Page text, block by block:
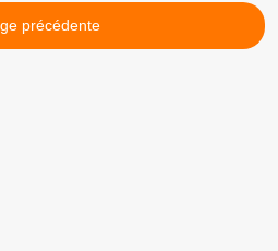
précédente